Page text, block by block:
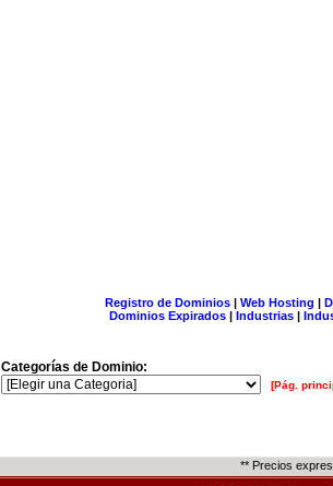
Registro de Dominios| Web Hosting |
Dominios Expirados | Industrias |
Categorías de Dominio:
[Pág.
** Precios